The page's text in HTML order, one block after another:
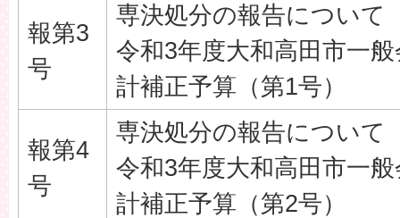
報第3
号
専決処分の報告について
令和3年度大和高田市一般
計補正予算（第1号）
報第4
号
専決処分の報告について
令和3年度大和高田市一般
計補正予算（第2号）